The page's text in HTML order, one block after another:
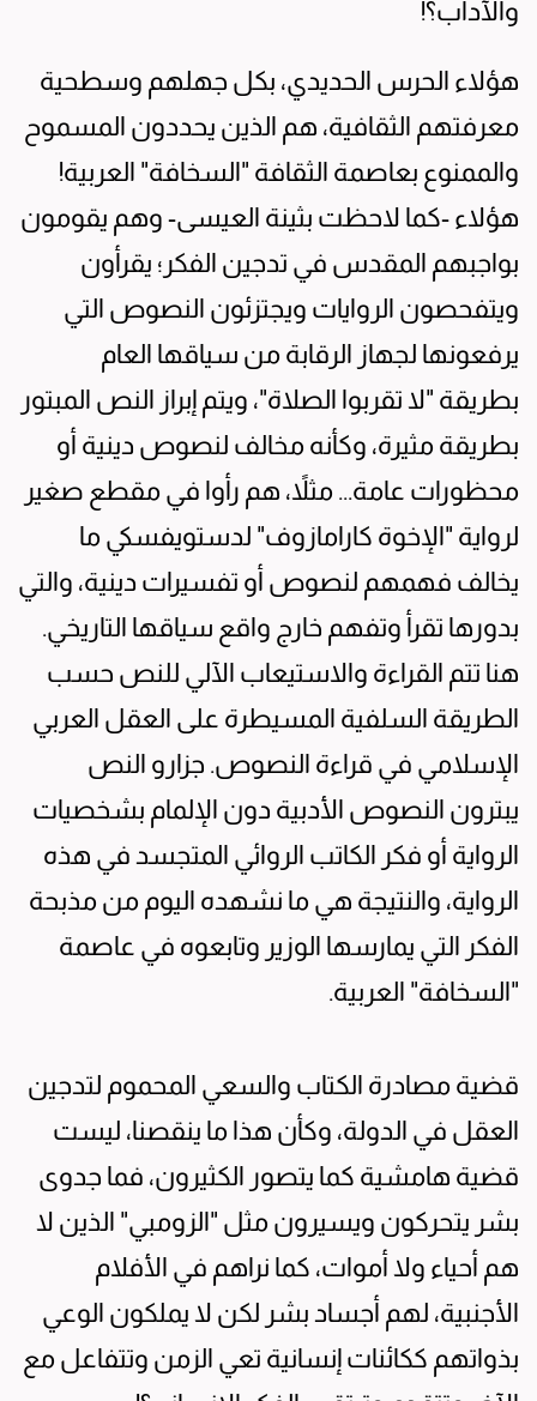
والآداب؟!
هؤلاء الحرس الحديدي، بكل جهلهم وسطحية
معرفتهم الثقافية، هم الذين يحددون المسموح
والممنوع بعاصمة الثقافة "السخافة" العربية!
هؤلاء -كما لاحظت بثينة العيسى- وهم يقومون
بواجبهم المقدس في تدجين الفكر؛ يقرأون
ويتفحصون الروايات ويجتزئون النصوص التي
يرفعونها لجهاز الرقابة من سياقها العام
بطريقة "لا تقربوا الصلاة"، ويتم إبراز النص المبتور
بطريقة مثيرة، وكأنه مخالف لنصوص دينية أو
محظورات عامة... مثلاً، هم رأوا في مقطع صغير
لرواية "الإخوة كارامازوف" لدستويفسكي ما
يخالف فهمهم لنصوص أو تفسيرات دينية، والتي
بدورها تقرأ وتفهم خارج واقع سياقها التاريخي.
هنا تتم القراءة والاستيعاب الآلي للنص حسب
الطريقة السلفية المسيطرة على العقل العربي
الإسلامي في قراءة النصوص. جزارو النص
يبترون النصوص الأدبية دون الإلمام بشخصيات
الرواية أو فكر الكاتب الروائي المتجسد في هذه
الرواية، والنتيجة هي ما نشهده اليوم من مذبحة
الفكر التي يمارسها الوزير وتابعوه في عاصمة
"السخافة" العربية.
قضية مصادرة الكتاب والسعي المحموم لتدجين
العقل في الدولة، وكأن هذا ما ينقصنا، ليست
قضية هامشية كما يتصور الكثيرون، فما جدوى
بشر يتحركون ويسيرون مثل "الزومبي" الذين لا
هم أحياء ولا أموات، كما نراهم في الأفلام
الأجنبية، لهم أجساد بشر لكن لا يملكون الوعي
بذواتهم ككائنات إنسانية تعي الزمن وتتفاعل مع